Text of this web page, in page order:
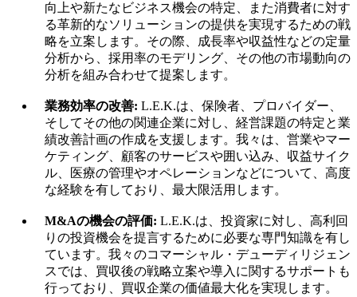
向上や新たなビジネス機会の特定、また消費者に対す
る革新的なソリューションの提供を実現するための戦
略を立案します。その際、成長率や収益性などの定量
分析から、採用率のモデリング、その他の市場動向の
分析を組み合わせて提案します。
業務効率の改善: L.E.K.は、保険者、プロバイダー、
そしてその他の関連企業に対し、経営課題の特定と業
績改善計画の作成を支援します。我々は、営業やマー
ケティング、顧客のサービスや囲い込み、収益サイク
ル、医療の管理やオペレーションなどについて、高度
な経験を有しており、最大限活用します。
M&Aの機会の評価: L.E.K.は、投資家に対し、高利回
りの投資機会を提言するために必要な専門知識を有し
ています。我々のコマーシャル・デューディリジェン
スでは、買収後の戦略立案や導入に関するサポートも
行っており、買収企業の価値最大化を実現します。